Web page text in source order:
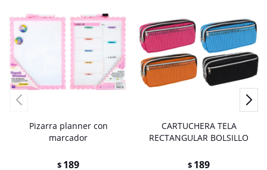
Pizarra planner con
marcador
$ 189
CARTUCHERA TELA
RECTANGULAR BOLSILLO
$ 189